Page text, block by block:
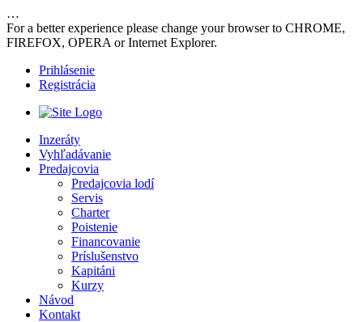
…
For a better experience please change your browser to CHROME,
FIREFOX, OPERA or Internet Explorer.
Prihlásenie
Registrácia
Inzeráty
Vyhľadávanie
Predajcovia
Predajcovia lodí
Servis
Charter
Poistenie
Financovanie
Príslušenstvo
Kapitáni
Kurzy
Návod
Kontakt